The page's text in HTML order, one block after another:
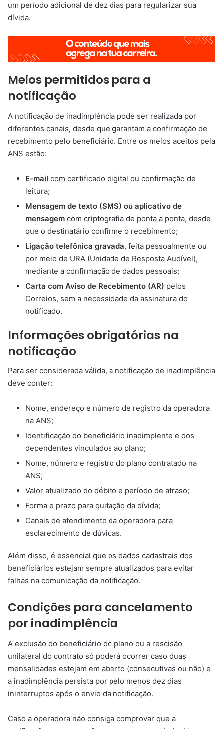
um período adicional de dez dias para regularizar sua
dívida.
Meios permitidos para a
notificação
A notificação de inadimplência pode ser realizada por
diferentes canais, desde que garantam a confirmação de
recebimento pelo beneficiário. Entre os meios aceitos pela
ANS estão:
E-mail com certificado digital ou confirmação de
leitura;
Mensagem de texto (SMS) ou aplicativo de
mensagem com criptografia de ponta a ponta, desde
que o destinatário confirme o recebimento;
Ligação telefônica gravada, feita pessoalmente ou
por meio de URA (Unidade de Resposta Audível),
mediante a confirmação de dados pessoais;
Carta com Aviso de Recebimento (AR) pelos
Correios, sem a necessidade da assinatura do
notificado.
Informações obrigatórias na
notificação
Para ser considerada válida, a notificação de inadimplência
deve conter:
Nome, endereço e número de registro da operadora
na ANS;
Identificação do beneficiário inadimplente e dos
dependentes vinculados ao plano;
Nome, número e registro do plano contratado na
ANS;
Valor atualizado do débito e período de atraso;
Forma e prazo para quitação da dívida;
Canais de atendimento da operadora para
esclarecimento de dúvidas.
Além disso, é essencial que os dados cadastrais dos
beneficiários estejam sempre atualizados para evitar
falhas na comunicação da notificação.
Condições para cancelamento
por inadimplência
A exclusão do beneficiário do plano ou a rescisão
unilateral do contrato só poderá ocorrer caso duas
mensalidades estejam em aberto (consecutivas ou não) e
a inadimplência persista por pelo menos dez dias
ininterruptos após o envio da notificação.
Caso a operadora não consiga comprovar que a